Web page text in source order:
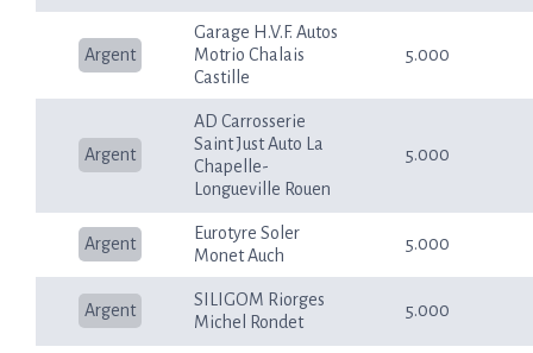
Argent
Garage H.V.F. Autos
Motrio Chalais
Castille
5.000
Argent
AD Carrosserie
Saint Just Auto La
Chapelle-
Longueville Rouen
5.000
Argent
Eurotyre Soler
Monet Auch
5.000
Argent
SILIGOM Riorges
Michel Rondet
5.000